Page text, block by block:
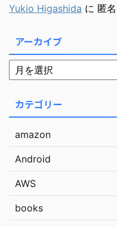
Yukio Higashida に 匿名
アーカイブ
カテゴリー
amazon
Android
AWS
books